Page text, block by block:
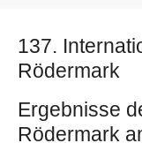
137.
Rödermark
Ergebnisse
Rödermark